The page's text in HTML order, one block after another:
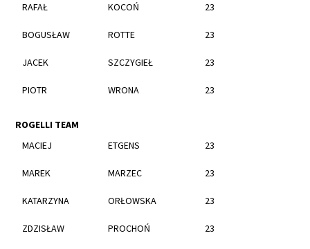
RAFAŁ KOCOŃ 23
BOGUSŁAW ROTTE 23
JACEK SZCZYGIEŁ 23
PIOTR WRONA 23
ROGELLI TEAM
MACIEJ
ETGENS 23
MAREK MARZEC 23
KATARZYNA ORŁOWSKA 23
ZDZISŁAW PROCHOŃ 23